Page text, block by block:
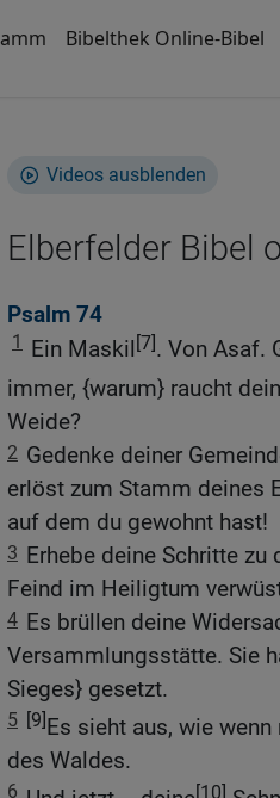
Bibelthek Online-Bibel
Videos ausblenden
Elberfelder Bibel
Psalm 74
1 Ein Maskil [7]. Von Asaf.
immer, {warum} raucht
Weide?
2 Gedenke deiner
erlöst zum Stamm deines
auf dem du gewohnt hast!
3 Erhebe deine Schritte
Feind im Heiligtum
4 Es brüllen deine
Versammlungsstätte. Sie
Sieges} gesetzt.
5 [9]Es sieht aus, wie wenn
des Waldes.
6 [10]